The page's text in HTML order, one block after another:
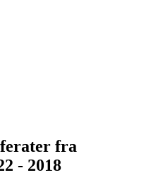
fra
- 2018